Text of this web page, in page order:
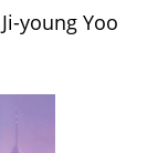
young Yoo